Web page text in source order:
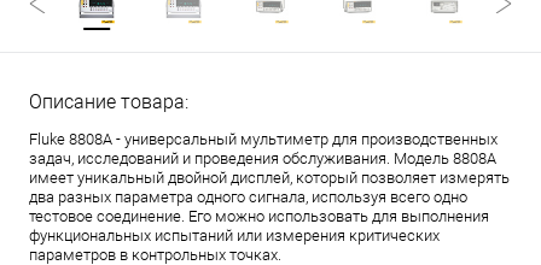
Описание товара:
Fluke 8808A - универсальный мультиметр для производственных
задач, исследований и проведения обслуживания. Модель 8808A
имеет уникальный двойной дисплей, который позволяет измерять
два разных параметра одного сигнала, используя всего одно
тестовое соединение. Его можно использовать для выполнения
функциональных испытаний или измерения критических
параметров в контрольных точках.